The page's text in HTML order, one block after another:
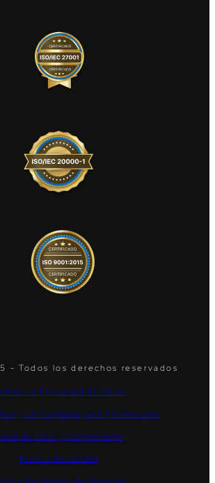
- Todos los derechos reservados
de Privacidad de Datos
y de Conducta para Proveedores
de Ética y Cumplimiento
Política de Calidad